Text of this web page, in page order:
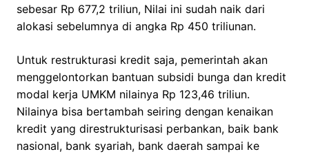
sebesar Rp 677,2 triliun, Nilai ini sudah naik dari
alokasi sebelumnya di angka Rp 450 triliunan.
Untuk restrukturasi kredit saja, pemerintah akan
menggelontorkan bantuan subsidi bunga dan kredit
modal kerja UMKM nilainya Rp 123,46 triliun.
Nilainya bisa bertambah seiring dengan kenaikan
kredit yang direstrukturisasi perbankan, baik bank
nasional, bank syariah, bank daerah sampai ke